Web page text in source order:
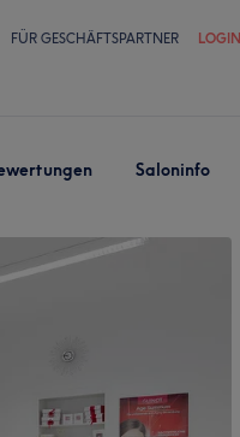
FÜR GESCHÄFTSPARTNER LOGIN
Saloninfo